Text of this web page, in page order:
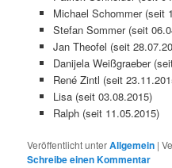
Michael Schommer (seit
Stefan Sommer (seit
Jan Theofel (seit
Danijela Weißgraeber
René Zintl (seit
Lisa (seit 03.08.2015)
Ralph (seit 11.05.2015)
Veröffentlicht unterAllgemein |
Schreibe einen Kommentar